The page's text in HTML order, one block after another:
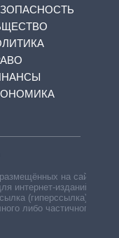
на сайте,
интернет-изданий —
(гиперссылка)
либо частичного